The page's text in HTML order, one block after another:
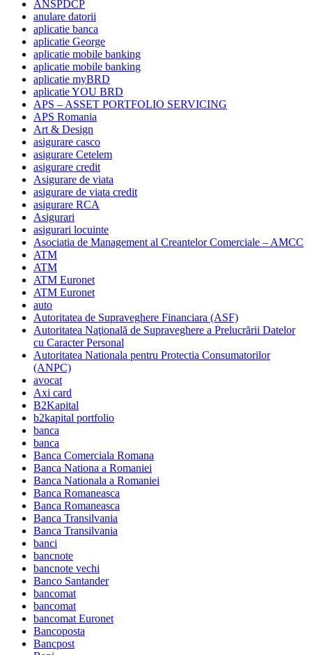
ANSPDCP
anulare datorii
aplicatie banca
aplicatie George
aplicatie mobile banking
aplicatie mobile banking
aplicatie myBRD
aplicatie YOU BRD
APS – ASSET PORTFOLIO SERVICING
APS Romania
Art & Design
asigurare casco
asigurare Cetelem
asigurare credit
Asigurare de viata
asigurare de viata credit
asigurare RCA
Asigurari
asigurari locuinte
Asociatia de Management al Creantelor Comerciale – AMCC
ATM
ATM
ATM Euronet
ATM Euronet
auto
Autoritatea de Supraveghere Financiara (ASF)
Autoritatea Naţională de Supraveghere a Prelucrării Datelor
cu Caracter Personal
Autoritatea Nationala pentru Protectia Consumatorilor
(ANPC)
avocat
Axi card
B2Kapital
b2kapital portfolio
banca
banca
Banca Comerciala Romana
Banca Nationa a Romaniei
Banca Nationala a Romaniei
Banca Romaneasca
Banca Romaneasca
Banca Transilvania
Banca Transilvania
banci
bancnote
bancnote vechi
Banco Santander
bancomat
bancomat
bancomat Euronet
Bancoposta
Bancpost